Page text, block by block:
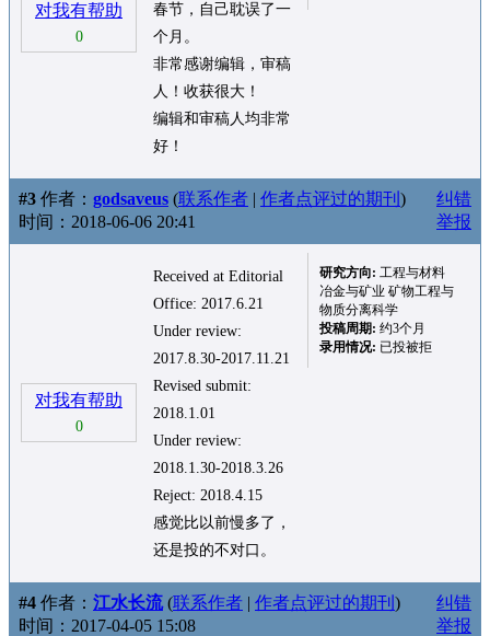
对我有帮助
0
春节，自己耽误了一
个月。
非常感谢编辑，审稿
人！收获很大！
编辑和审稿人均非常
好！
#3 作者： godsaveus (联系作者 | 作者点评过的期刊 )
时间：2018-06-06 20:41
纠错
举报
对我有帮助
0
Received at Editorial
Office: 2017.6.21
Under review:
2017.8.30-2017.11.21
Revised submit:
2018.1.01
Under review:
2018.1.30-2018.3.26
Reject: 2018.4.15
感觉比以前慢多了，
还是投的不对口。
研究方向: 工程与材料
冶金与矿业 矿物工程与
物质分离科学
投稿周期: 约3个月
录用情况: 已投被拒
#4 作者： 江水长流 (联系作者 | 作者点评过的期刊 )
时间：2017-04-05 15:08
纠错
举报